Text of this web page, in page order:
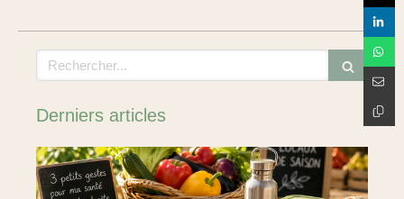
Rechercher
Derniers articles